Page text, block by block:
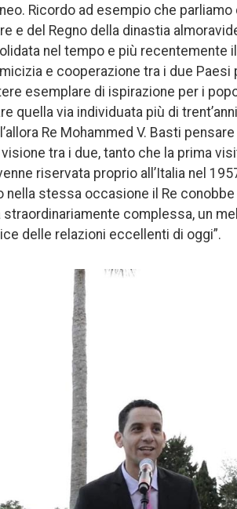
Ricordo ad esempio che
e del Regno della dinastia
nel tempo e più recentemente
e cooperazione tra i due
esemplare di ispirazione per i
quella via individuata più di
Re Mohammed V. Basti
tra i due, tanto che la prima
riservata proprio all’Italia nel
nella stessa occasione il Re
straordinariamente complessa, un
delle relazioni eccellenti di oggi”.